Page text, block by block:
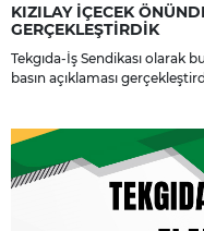
KIZILAY İÇECEK
GERÇEKLEŞTİRDİK
Tekgıda-İş Sendikası olarak
basın açıklaması